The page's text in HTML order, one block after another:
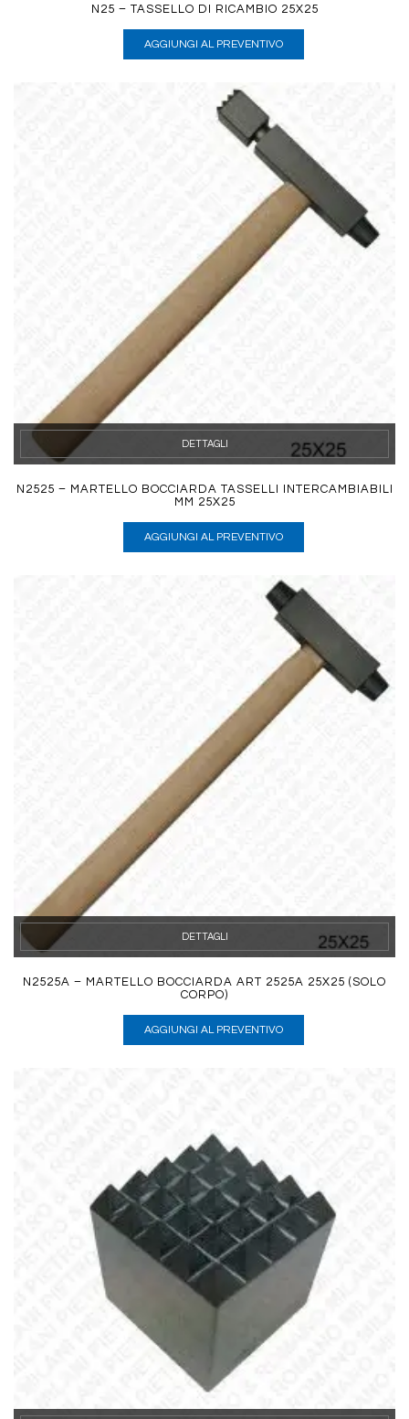
N25 – TASSELLO DI RICAMBIO 25X25
AGGIUNGI AL PREVENTIVO
DETTAGLI
N2525 – MARTELLO BOCCIARDA TASSELLI INTERCAMBIABILI
MM 25X25
AGGIUNGI AL PREVENTIVO
DETTAGLI
N2525A – MARTELLO BOCCIARDA ART 2525A 25X25 (SOLO
CORPO)
AGGIUNGI AL PREVENTIVO